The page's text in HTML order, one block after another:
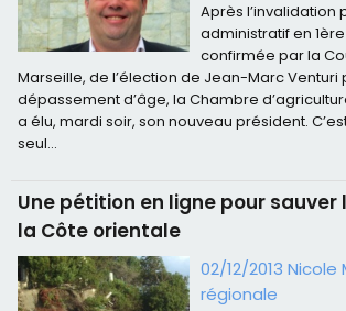
Après l’invalidation
administratif en
confirmée par la
Marseille, de l’élection de Jean-Marc Venturi
dépassement d’âge, la Chambre
a élu, mardi soir, son nouveau président.
seul...
Une pétition en ligne pour sauver
la Côte orientale
02/12/2013 Nicole
régionale